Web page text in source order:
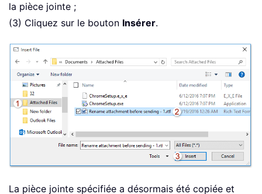
la pièce jointe ;
(3) Cliquez sur le bouton Insérer.
La pièce jointe spécifiée a désormais été copiée et